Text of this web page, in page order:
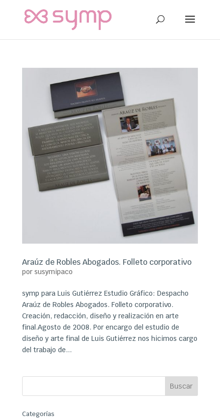
Araúz de Robles Abogados. Folleto corporativo
por susymipaco
symp para Luis Gutiérrez Estudio Gráfico: Despacho
Araúz de Robles Abogados. Folleto corporativo.
Creación, redacción, diseño y realización en arte
final.Agosto de 2008. Por encargo del estudio de
diseño y arte final de Luis Gutiérrez nos hicimos cargo
del trabajo de...
Categorías